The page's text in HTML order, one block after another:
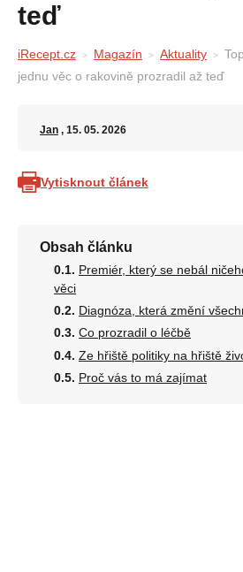
teď
iRecept.cz Magazín Aktuality
jednu věc o rakovině prozradil až teď
Jan , 15. 05. 2026
Vytisknout článek
Obsah článku
Premiér, který se nebál
věci
Diagnóza, která změní
Co prozradil o léčbě
Ze hřiště politiky na hřiště
Proč vás to má zajímat